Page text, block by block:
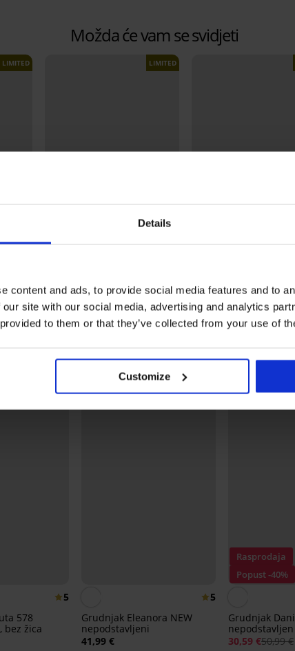
Details
content and ads, to provide social media features and to
site with our social media, advertising and analytics
to them or that they’ve collected from your use of
Customize
Možda će vam se svidjeti
LIMITED
PREMIUM
LIMITED
Grudnjak HUGO Triangle RL
Lace Bralette
PREMIUM
Grudnjak Calvin Klein
Cotton Modal Me s
jastučićima
51,99 €
Otkrijte slične komade
5
578
bez žica
5
Grudnjak Eleanora NEW
nepodstavljeni
41,99 €
Rasprodaja
Popust -40%
Grudnjak
nepodstavljen
30,59 €50,99 €